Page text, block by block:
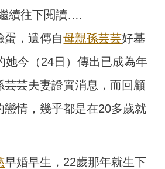
續往下閱讀….
蛋，遺傳自母親孫芸芸好基
她今（24日）傳出已成為年
芸芸夫妻證實消息，而回顧
戀情，幾乎都是在20多歲就
早婚早生，22歲那年就生下